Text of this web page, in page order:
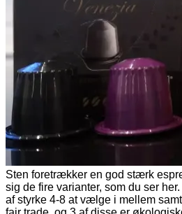
Sten foretrækker en god stærk
sig de fire varianter, som du ser
af styrke 4-8 at vælge i mellem